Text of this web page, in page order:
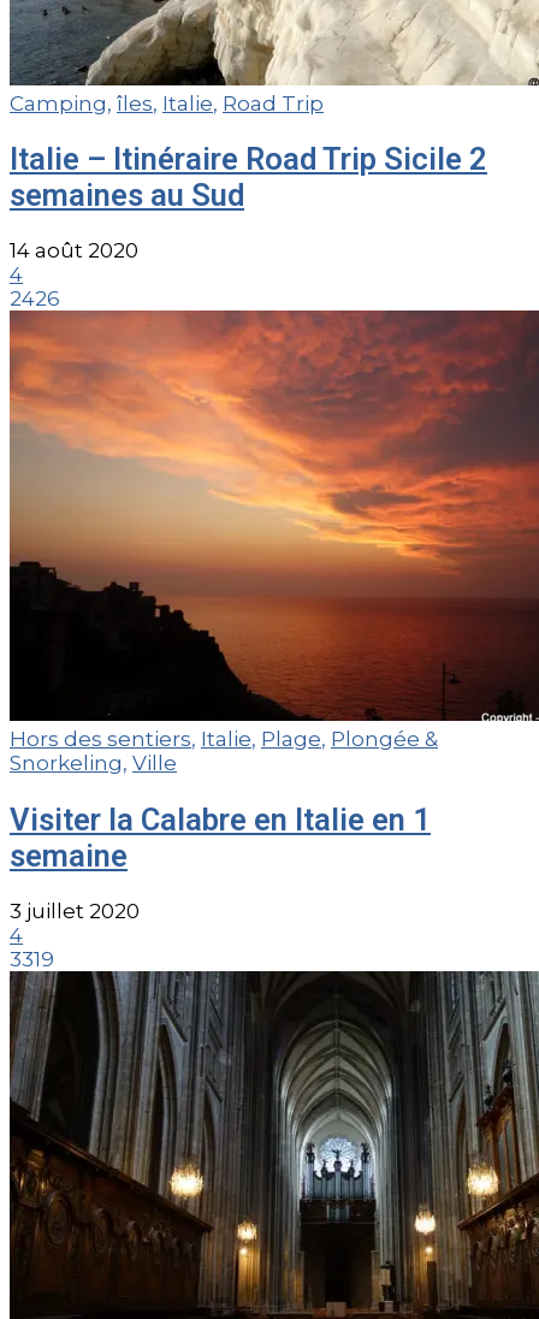
Camping, îles, Italie, Road Trip
Italie – Itinéraire Road Trip Sicile 2
semaines au Sud
14 août 2020
4
2426
Hors des sentiers, Italie, Plage, Plongée &
Snorkeling, Ville
Visiter la Calabre en Italie en 1
semaine
3 juillet 2020
4
3319